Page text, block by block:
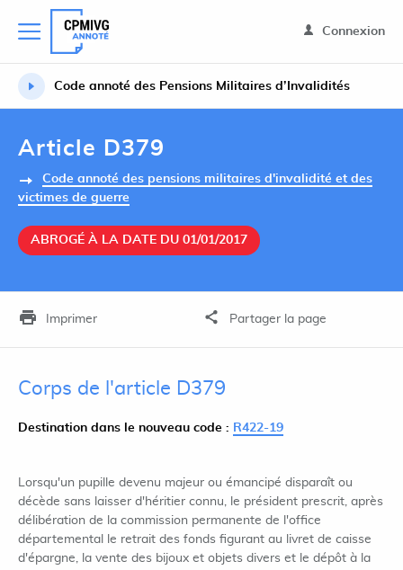
Connexion
Code annoté des Pensions Militaires d’Invalidités
Article D379
Code annoté des pensions militaires d'invalidité et des
victimes de guerre
ABROGÉ À LA DATE DU 01/01/2017
Imprimer Partager la page
Corps de l'article D379
Destination dans le nouveau code : R422-19
Lorsqu'un pupille devenu majeur ou émancipé disparaît ou
décède sans laisser d'héritier connu, le président prescrit, après
délibération de la commission permanente de l'office
départemental le retrait des fonds figurant au livret de caisse
d'épargne, la vente des bijoux et objets divers et le dépôt à la